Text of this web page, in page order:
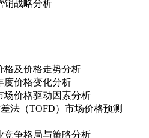
战略分析
格及价格走势分析
价格变化分析
价格驱动因素分析
法（TOFD）市场价格预测
竞争格局与策略分析